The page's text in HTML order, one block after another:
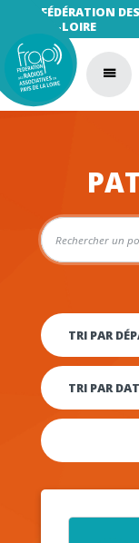
FÉDÉRATION
LA-LOIRE